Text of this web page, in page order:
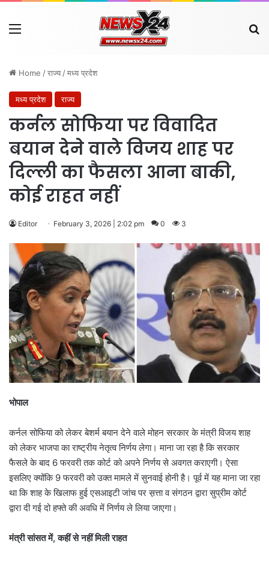
Menu
Home /राज्य /मध्य प्रदेश
मध्य प्रदेश राज्य
कर्नल सोफिया पर विवादित
बयान देने वाले विजय शाह पर
दिल्ली का फैसला आना बाकी,
कोई राहत नहीं
Editor February 3, 2026 | 2:02 pm 0 3
भोपाल
कर्नल सोफिया को लेकर बेशर्म बयान देने वाले मोहन सरकार के मंत्री विजय शाह
को लेकर भाजपा का राष्ट्रीय नेतृत्व निर्णय लेगा। माना जा रहा है कि सरकार
फैसले के बाद 6 फरवरी तक कोर्ट को अपने निर्णय से अवगत कराएगी। ऐसा
इसलिए क्योंकि 9 फरवरी को उक्त मामले में सुनवाई होनी है। पूर्व में यह माना जा रहा
था कि शाह के खिलाफ हुई एसआइटी जांच पर स़त्ता व संगठन द्वारा सुप्रीम कोर्ट
द्वारा दी गई दो हफ्ते की अवधि में निर्णय ले लिया जाएगा।
मंत्री सांसत में, कहीं से नहीं मिली राहत